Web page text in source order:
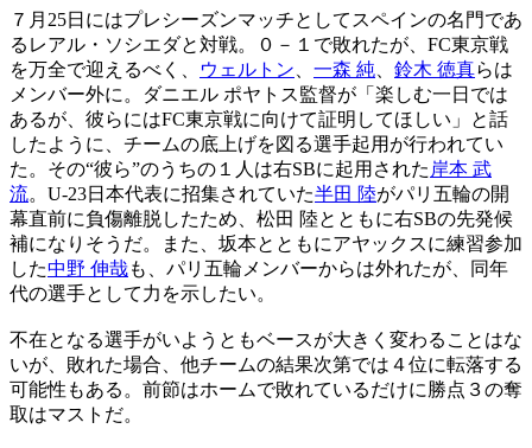
７月25日にはプレシーズンマッチとしてスペインの名門であ
るレアル・ソシエダと対戦。０－１で敗れたが、FC東京戦
を万全で迎えるべく、
ウェルトン 一森 純 鈴木 徳真らは
メンバー外に。ダニエル ポヤトス監督が「楽しむ一日では
あるが、彼らにはFC東京戦に向けて証明してほしい」と話
したように、チームの底上げを図る選手起用が行われてい
た。その“彼ら”のうちの１人は右SBに起用された 岸本 武
流。U-23日本代表に招集されていた半田 陸がパリ五輪の開
幕直前に負傷離脱したため、松田 陸とともに右SBの先発候
補になりそうだ。また、坂本とともにアヤックスに練習参加
した中野 伸哉も、パリ五輪メンバーからは外れたが、同年
代の選手として力を示したい。
不在となる選手がいようともベースが大きく変わることはな
いが、敗れた場合、他チームの結果次第では４位に転落する
可能性もある。前節はホームで敗れているだけに勝点３の奪
取はマストだ。